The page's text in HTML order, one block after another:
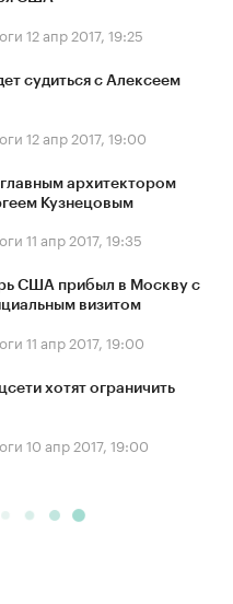
12 апр 2017, 19:25
судиться с Алексеем
12 апр 2017, 19:00
архитектором
Кузнецовым
11 апр 2017, 19:35
США прибыл в Москву с
визитом
11 апр 2017, 19:00
хотят ограничить
10 апр 2017, 19:00